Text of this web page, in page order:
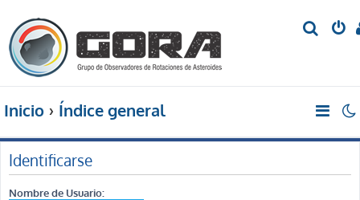
r
Inicio Índice general
Identificarse
Nombre de Usuario: